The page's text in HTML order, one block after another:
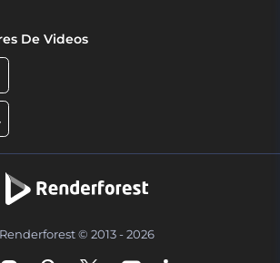
De Videos
Renderforest © 2013 - 2026